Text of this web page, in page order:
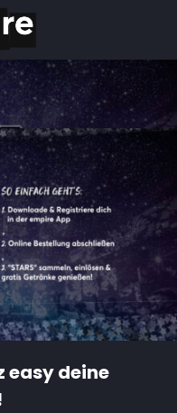
easy deine